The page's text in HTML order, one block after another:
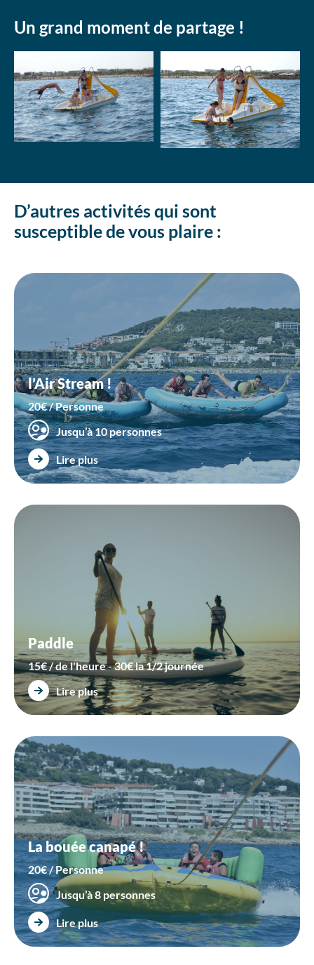
Un grand moment de partage !
D’autres activités qui sont
susceptible de vous plaire :
l’Air Stream !
20€ / Personne
Jusqu’à 10 personnes
Lire plus
Paddle
15€ / de l'heure - 30€ la 1/2 journée
Lire plus
La bouée canapé !
20€ / Personne
Jusqu’à 8 personnes
Lire plus